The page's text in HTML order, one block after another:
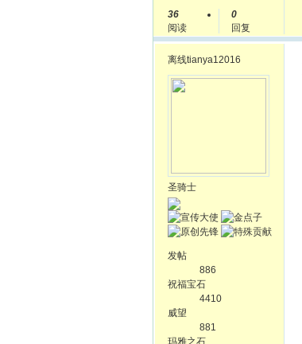
36
阅读
0
回复
离线tianya12016
圣骑士
发帖
886
祝福宝石
4410
威望
881
玛雅之石